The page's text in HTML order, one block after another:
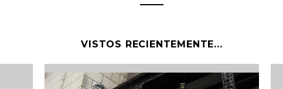
VISTOS RECIENTEMENTE...